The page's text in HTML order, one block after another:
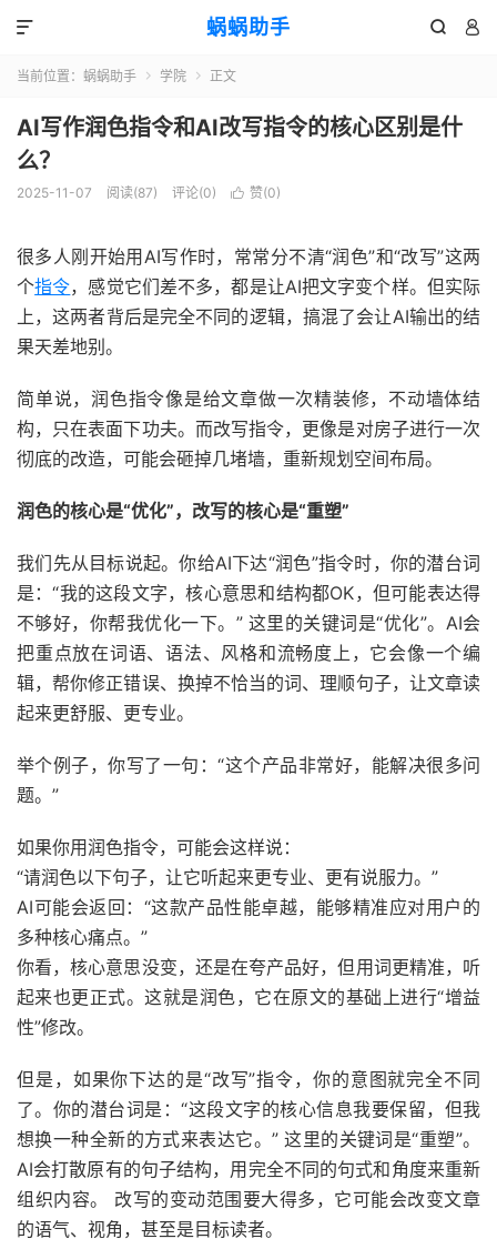
蜗蜗助手  

当前位置： 蜗蜗助手  学院  正文
AI写作润色指令和AI改写指令的核心区别是什
么？
2025-11-07 阅读(87) 评论(0)  赞(0)
很多人刚开始用AI写作时，常常分不清“润色”和“改写”这两
个指令，感觉它们差不多，都是让AI把文字变个样。但实际
上，这两者背后是完全不同的逻辑，搞混了会让AI输出的结
果天差地别。
简单说，润色指令像是给文章做一次精装修，不动墙体结
构，只在表面下功夫。而改写指令，更像是对房子进行一次
彻底的改造，可能会砸掉几堵墙，重新规划空间布局。
润色的核心是“优化”，改写的核心是“重塑”
我们先从目标说起。你给AI下达“润色”指令时，你的潜台词
是：“我的这段文字，核心意思和结构都OK，但可能表达得
不够好，你帮我优化一下。” 这里的关键词是“优化”。AI会
把重点放在词语、语法、风格和流畅度上，它会像一个编
辑，帮你修正错误、换掉不恰当的词、理顺句子，让文章读
起来更舒服、更专业。
举个例子，你写了一句：“这个产品非常好，能解决很多问
题。”
如果你用润色指令，可能会这样说：
“请润色以下句子，让它听起来更专业、更有说服力。”
AI可能会返回：“这款产品性能卓越，能够精准应对用户的
多种核心痛点。”
你看，核心意思没变，还是在夸产品好，但用词更精准，听
起来也更正式。这就是润色，它在原文的基础上进行“增益
性”修改。
但是，如果你下达的是“改写”指令，你的意图就完全不同
了。你的潜台词是：“这段文字的核心信息我要保留，但我
想换一种全新的方式来表达它。” 这里的关键词是“重塑”。
AI会打散原有的句子结构，用完全不同的句式和角度来重新
组织内容。 改写的变动范围要大得多，它可能会改变文章
的语气、视角，甚至是目标读者。